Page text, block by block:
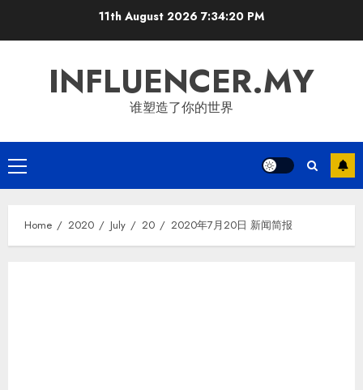
11th August 20267:34:21 PM
INFLUENCER.MY
谁塑造了你的世界
Primary
Menu
Home 2020 July 20 2020年7月20日 新闻简报